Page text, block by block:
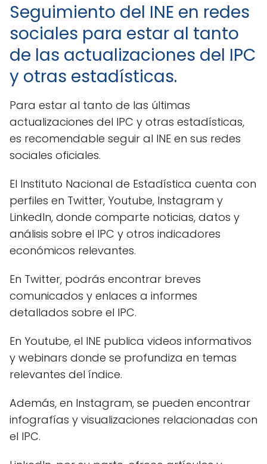
Seguimiento del INE en redes
sociales para estar al tanto
de las actualizaciones del IPC
y otras estadísticas.
Para estar al tanto de las últimas
actualizaciones del IPC y otras estadísticas,
es recomendable seguir al INE en sus redes
sociales oficiales.
El Instituto Nacional de Estadística cuenta con
perfiles en Twitter, Youtube, Instagram y
LinkedIn, donde comparte noticias, datos y
análisis sobre el IPC y otros indicadores
económicos relevantes.
En Twitter, podrás encontrar breves
comunicados y enlaces a informes
detallados sobre el IPC.
En Youtube, el INE publica videos informativos
y webinars donde se profundiza en temas
relevantes del índice.
Además, en Instagram, se pueden encontrar
infografías y visualizaciones relacionadas con
el IPC.